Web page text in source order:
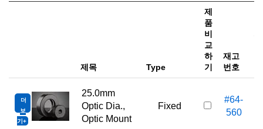
제목 Type
제
품
비
교
하
기
재고
번호
더
보
기
25.0mm
Optic Dia.,
Optic Mount
Fixed
#64-
560